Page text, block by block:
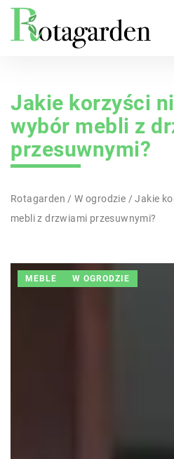
Jakie korzyści
wybór mebli z
przesuwnymi?
Rotagarden /W ogrodzie /Jakie
mebli z drzwiami przesuwnymi?
MEBLE W OGRODZIE